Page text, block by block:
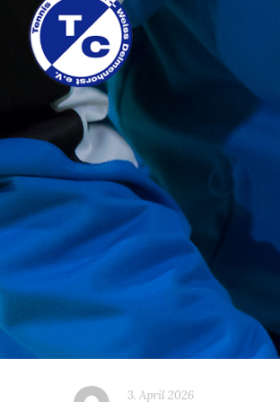
3. April 2026